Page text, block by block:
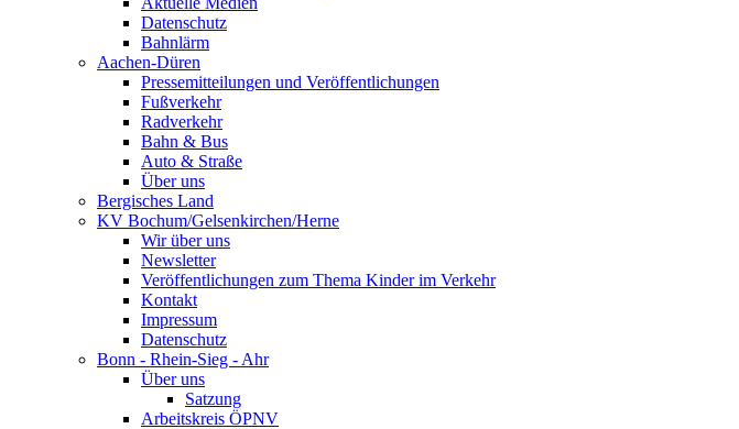
Datenschutz
Bahnlärm
Aachen-Düren
Pressemitteilungen und Veröffentlichungen
Fußverkehr
Radverkehr
Bahn & Bus
Auto & Straße
Über uns
Bergisches Land
KV Bochum/Gelsenkirchen/Herne
Wir über uns
Newsletter
Veröffentlichungen zum Thema Kinder im Verkehr
Kontakt
Impressum
Datenschutz
Bonn - Rhein-Sieg - Ahr
Über uns
Satzung
Arbeitskreis ÖPNV